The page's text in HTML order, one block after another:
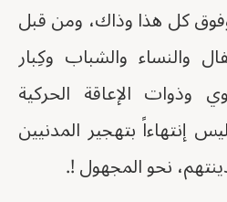
كل هذا وذاك، ومن قبل
والنساء والشباب وكِبار
وذوات الإعاقة الحركية
إنتهاءاً بتهجير المدنيين
نحو المجهول !.